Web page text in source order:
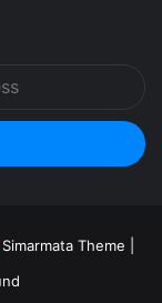
Simarmata Theme